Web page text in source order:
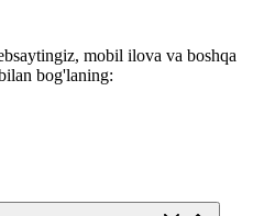
mobil ilova va boshqa
bog'laning: